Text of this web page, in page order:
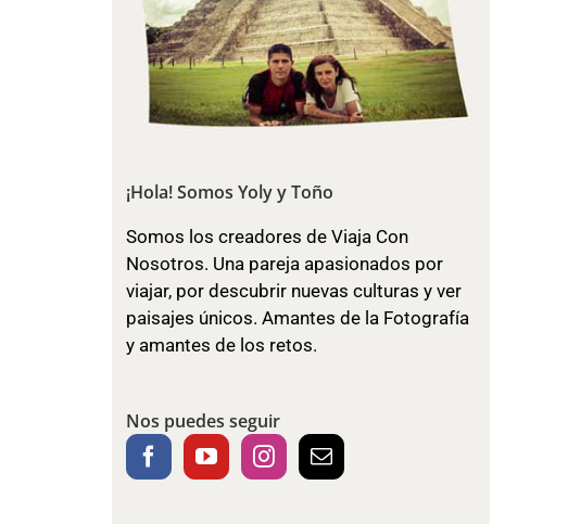
¡Hola! Somos Yoly y Toño
Somos los creadores de Viaja Con
Nosotros. Una pareja apasionados por
viajar, por descubrir nuevas culturas y ver
paisajes únicos. Amantes de la Fotografía
y amantes de los retos.
Nos puedes seguir